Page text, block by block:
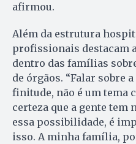
afirmou.
Além da estrutura
profissionais destacam
dentro das famílias
de órgãos. “Falar sobre
finitude, não é um tema
certeza que a gente tem
essa possibilidade, é
isso. A minha família,